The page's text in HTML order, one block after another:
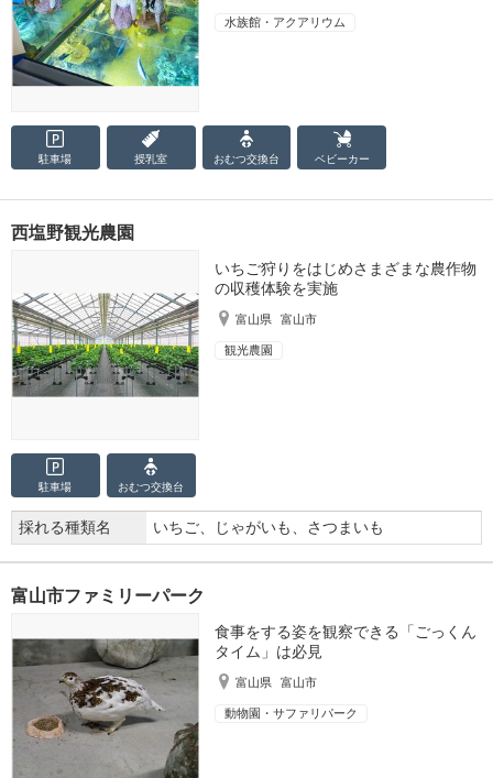
水族館・アクアリウム
駐車場 授乳室 おむつ交換台 ベビーカー
西塩野観光農園
いちご狩りをはじめさまざまな農作物
の収穫体験を実施
富山県 富山市
観光農園
駐車場 おむつ交換台
採れる種類名 いちご、じゃがいも、さつまいも
富山市ファミリーパーク
食事をする姿を観察できる「ごっくん
タイム」は必見
富山県 富山市
動物園・サファリパーク